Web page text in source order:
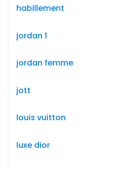
habillement
jordan 1
jordan femme
jott
louis vuitton
luxe dior